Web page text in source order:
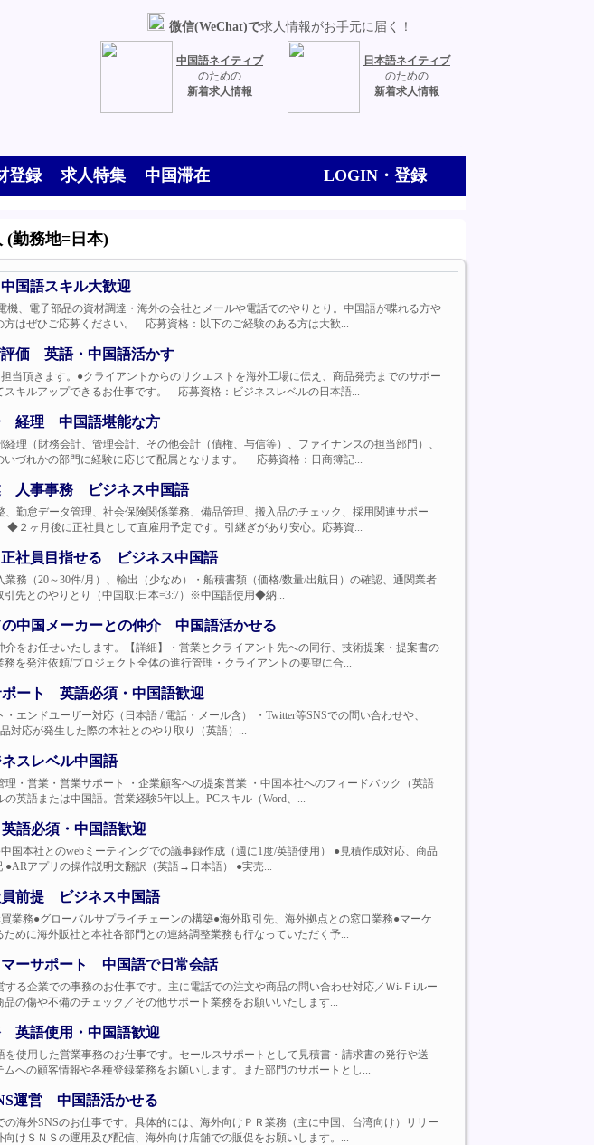
微信(WeChat)で求人情報がお手元に届く！
中国語ネイティブ
のための
新着求人情報
日本語ネイティブ
のための
新着求人情報
登録 求人特集 中国滞在 LOGIN・登録
(勤務地=日本)
国語スキル大歓迎
機、電子部品の資材調達・海外の会社とメールや電話でのやりとり。中国語が喋れる方や
方はぜひご応募ください。 応募資格：以下のご経験のある方は大歓...
価 英語・中国語活かす
担当頂きます。●クライアントからのリクエストを海外工場に伝え、商品発売までのサポー
スキルアップできるお仕事です。 応募資格：ビジネスレベルの日本語...
経理 中国語堪能な方
経理（財務会計、管理会計、その他会計（債権、与信等）、ファイナンスの担当部門）、
いづれかの部門に経験に応じて配属となります。 応募資格：日商簿記...
人事事務 ビジネス中国語
、勤怠データ管理、社会保険関係業務、備品管理、搬入品のチェック、採用関連サポー
◆２ヶ月後に正社員として直雇用予定です。引継ぎがあり安心。応募資...
社員目指せる ビジネス中国語
業務（20～30件/月）、輸出（少なめ）・船積書類（価格/数量/出航日）の確認、通関業者
先とのやりとり（中国取:日本=3:7）※中国語使用◆納...
中国メーカーとの仲介 中国語活かせる
介をお任せいたします。【詳細】・営業とクライアント先への同行、技術提案・提案書の
を発注依頼/プロジェクト全体の進行管理・クライアントの要望に合...
ート 英語必須・中国語歓迎
・エンドユーザー対応（日本語 / 電話・メール含） ・Twitter等SNSでの問い合わせや、
対応が発生した際の本社とのやり取り（英語）...
スレベル中国語
理・営業・営業サポート ・企業顧客への提案営業 ・中国本社へのフィードバック（英語
英語または中国語。営業経験5年以上。PCスキル（Word、...
必須・中国語歓迎
国本社とのwebミーティングでの議事録作成（週に1度/英語使用） ●見積作成対応、商品
●ARアプリの操作説明文翻訳（英語→日本語） ●実売...
前提 ビジネス中国語
買業務●グローバルサプライチェーンの構築●海外取引先、海外拠点との窓口業務●マーケ
めに海外販社と本社各部門との連絡調整業務も行なっていただく予...
ーサポート 中国語で日常会話
する企業での事務のお仕事です。主に電話での注文や商品の問い合わせ対応／Ｗi-Ｆiルー
の傷や不備のチェック／その他サポート業務をお願いいたします...
語使用・中国語歓迎
を使用した営業事務のお仕事です。セールスサポートとして見積書・請求書の発行や送
への顧客情報や各種登録業務をお願いします。また部門のサポートとし...
運営 中国語活かせる
の海外SNSのお仕事です。具体的には、海外向けＰＲ業務（主に中国、台湾向け）リリー
けＳＮＳの運用及び配信、海外向け店舗での販促をお願いします。...